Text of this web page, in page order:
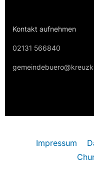
Kontakt aufnehmen
02131 566840
Impressum